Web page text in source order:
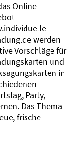
Online-
werden
Vorschläge für
und
in
Party,
Das Thema
frische